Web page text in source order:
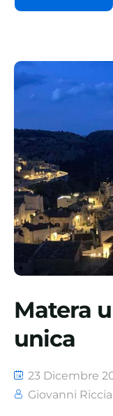
Matera
unica
23 Dicembre
Giovanni